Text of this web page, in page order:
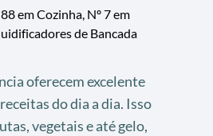
88 em Cozinha, Nº 7 em
de Bancada
oferecem excelente
do dia a dia. Isso
vegetais e até gelo,